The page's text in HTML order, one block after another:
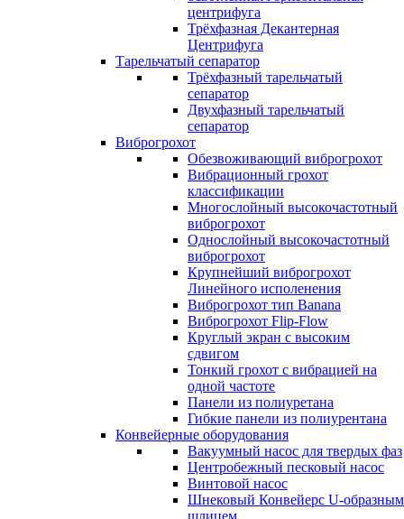
центрифуга
Трёхфазная Декантерная
Центрифуга
Тарельчатый сепаратор
Трёхфазный тарельчатый
сепаратор
Двухфазный тарельчатый
сепаратор
Виброгрохот
Обезвоживающий виброгрохот
Вибрационный грохот
классификации
Многослойный высокочастотный
виброгрохот
Однослойный высокочастотный
виброгрохот
Крупнейший виброгрохот
Линейного исполенения
Виброгрохот тип Banana
Виброгрохот Flip-Flow
Круглый экран с высоким
сдвигом
Тонкий грохот с вибрацией на
одной частоте
Панели из полиуретана
Гибкие панели из полиурентана
Конвейерные оборудования
Вакуумный насос для твердых фаз
Центробежный песковый насос
Винтовой насос
Шнековый Конвейерс U-образным
шлицем